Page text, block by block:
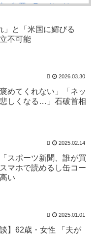
の装置を取り付け始め
・ネタ・オールジャ
(8/6 14:27)
/ まとめるZ
を決意する / まとめる
１１５話 / まとめる
インフルエンサー ラ
【再】 / まとめる
代の若虎ファン！黄金
と驚きのリアル / 2chま
する？画像 / 2chまと
ンクの一人勝ち？パリ
ースのリアルな本音 /
が下がっても値段据え
」と「米国に媚びる
不可能
2026.03.30
褒めてくれない」「ネッ
悲しくなる…」石破首相
2025.02.14
「スポーツ新聞、誰が買
マホで読めるし缶コー
い
2025.01.01
談】62歳・女性 「夫が